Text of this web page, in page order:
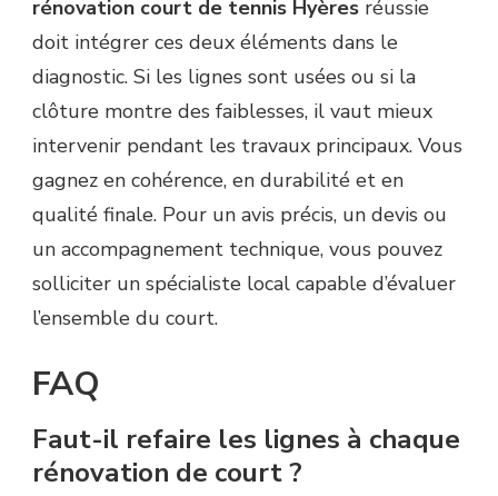
rénovation court de tennis Hyères réussie
doit intégrer ces deux éléments dans le
diagnostic. Si les lignes sont usées ou si la
clôture montre des faiblesses, il vaut mieux
intervenir pendant les travaux principaux. Vous
gagnez en cohérence, en durabilité et en
qualité finale. Pour un avis précis, un devis ou
un accompagnement technique, vous pouvez
solliciter un spécialiste local capable d’évaluer
l’ensemble du court.
FAQ
Faut-il refaire les lignes à chaque
rénovation de court ?